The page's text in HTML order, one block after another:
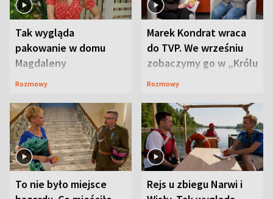
Tak wygląda
pakowanie w domu
Magdaleny
Waligórskiej-Lisieckiej.
Rozmowy
Marek Kondrat wraca
do TVP. We wrześniu
zobaczymy go w „Królu
Maciusiu I”
Rozmowy
To nie było miejsce
Rejs u zbiegu Narwi i